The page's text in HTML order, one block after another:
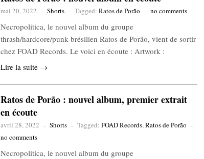
mai 20, 2022 - Shorts - Tagged: Ratos de Porão - no comments
Necropolítica, le nouvel album du groupe
thrash/hardcore/punk brésilien Ratos de Porão, vient de sortir
chez FOAD Records. Le voici en écoute : Artwork :
Lire la suite →
Ratos de Porão : nouvel album, premier extrait
en écoute
avril 28, 2022 - Shorts - Tagged: FOAD Records,Ratos de Porão -
no comments
Necropolítica, le nouvel album du groupe